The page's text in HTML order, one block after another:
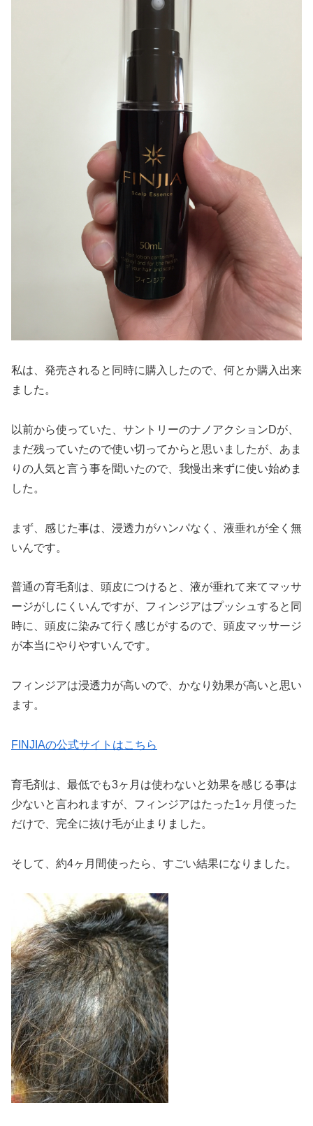
私は、発売されると同時に購入したので、何とか購入出来
ました。
以前から使っていた、サントリーのナノアクションDが、
まだ残っていたので使い切ってからと思いましたが、あま
りの人気と言う事を聞いたので、我慢出来ずに使い始めま
した。
まず、感じた事は、浸透力がハンパなく、液垂れが全く無
いんです。
普通の育毛剤は、頭皮につけると、液が垂れて来てマッサ
ージがしにくいんですが、フィンジアはプッシュすると同
時に、頭皮に染みて行く感じがするので、頭皮マッサージ
が本当にやりやすいんです。
フィンジアは浸透力が高いので、かなり効果が高いと思い
ます。
FINJIAの公式サイトはこちら
育毛剤は、最低でも3ヶ月は使わないと効果を感じる事は
少ないと言われますが、フィンジアはたった1ヶ月使った
だけで、完全に抜け毛が止まりました。
そして、約4ヶ月間使ったら、すごい結果になりました。